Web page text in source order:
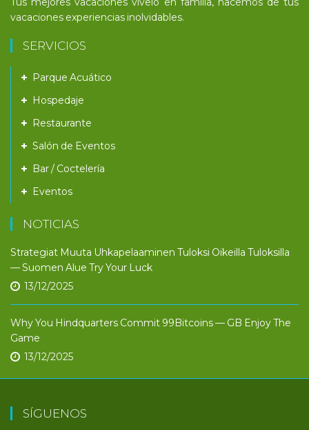
vacaciones experiencias inolvidables.
SERVICIOS
Parque Acuático
Hospedaje
Restaurante
Salón de Eventos
Bar / Coctelería
Eventos
NOTICIAS
Strategiat Muuta Uhkapelaaminen Tuloksi Oikeilla Tuloksilla
— Suomen Alue Try Your Luck
13/12/2025
Why You Hindquarters Commit 99Bitcoins — GB Enjoy The
Game
13/12/2025
SÍGUENOS